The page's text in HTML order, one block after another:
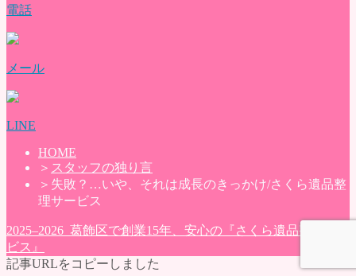
電話
メール
LINE
HOME
＞ スタッフの独り言
＞ 失敗？…いや、それは成長のきっかけ/さくら遺品整
理サービス
2025–2026 葛飾区で創業15年、安心の『さくら遺品整理サー
ビス』
記事URLをコピーしました